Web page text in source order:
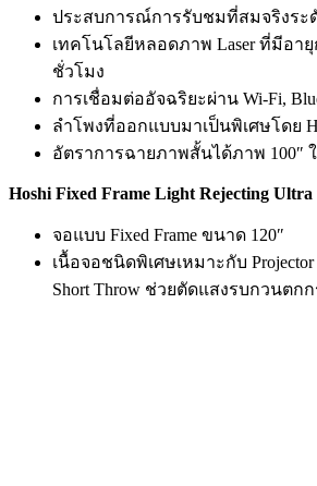
ประสบการณ์การรับชมที่สมจริงระ
เทคโนโลยีหลอดภาพ Laser ที่มีอายุ
ชั่วโมง
การเชื่อมต่ออัจฉริยะผ่าน Wi-Fi,
ลำโพงที่ออกแบบมาเป็นพิเศษโดย
อัตราการฉายภาพสั้นได้ภาพ 100″
Hoshi Fixed Frame Light Rejecting Ultra
จอแบบ Fixed Frame ขนาด 120″
เนื้อจอชนิดพิเศษเหมาะกับ
Short Throw ช่วยตัดแสงรบกวนตก